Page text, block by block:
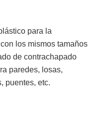
para la
los mismos tamaños
de contrachapado
paredes, losas,
puentes, etc.